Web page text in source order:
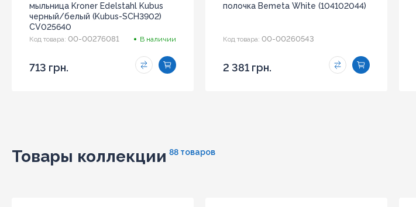
мыльница Kroner Edelstahl Kubus
черный/белый (Kubus-SCH3902)
CV025640
Код товара: 00-00276081 В наличии
713 грн.
полочка Bemeta White (104102044)
Код товара: 00-00260543
2 381 грн.
Товары коллекции 88 товаров